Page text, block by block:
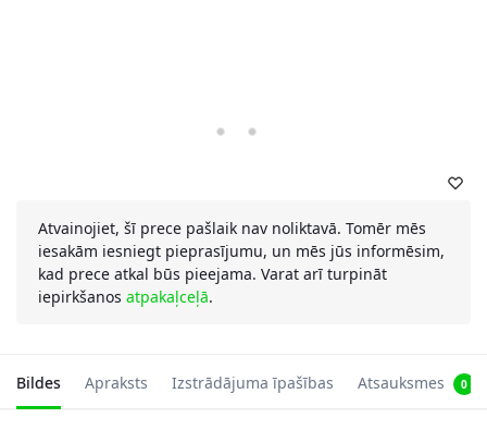
Atvainojiet, šī prece pašlaik nav noliktavā. Tomēr mēs
iesakām iesniegt pieprasījumu, un mēs jūs informēsim,
kad prece atkal būs pieejama. Varat arī turpināt
iepirkšanos atpakaļceļā.
Bildes Apraksts Izstrādājuma īpašības Atsauksmes 0